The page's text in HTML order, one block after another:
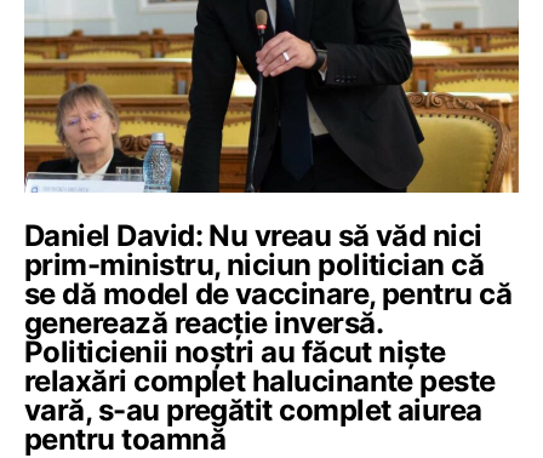
Daniel David: Nu vreau să văd nici
prim-ministru, niciun politician că
se dă model de vaccinare, pentru că
generează reacție inversă.
Politicienii noștri au făcut niște
relaxări complet halucinante peste
vară, s-au pregătit complet aiurea
pentru toamnă